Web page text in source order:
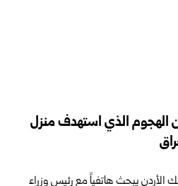
الهجوم الذي استهدف منزل